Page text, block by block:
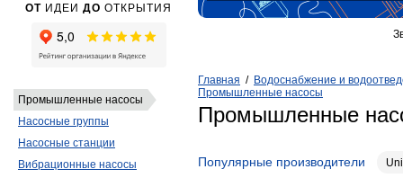
Главная / Водоснабжение и
Промышленные насосы
Промышленные
Популярные производители
Промышленные насосы
Насосные группы
Насосные станции
Вибрационные насосы
ОТ ИДЕИ ДО ОТКРЫТИЯ